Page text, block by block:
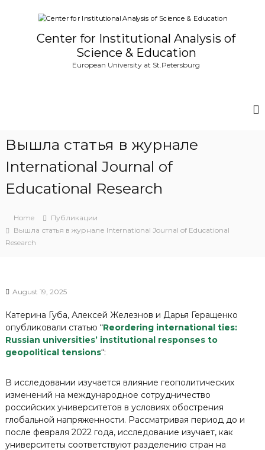
Center for Institutional Analysis of
Science & Education
European University at St.Petersburg
Вышла статья в журнале
International Journal of
Educational Research
Home
Публикации
Вышла статья в журнале International Journal of Educational
Research
August 19, 2025
Катерина Губа, Алексей Железнов и Дарья Геращенко
опубликовали статью “Reordering international ties:
Russian universities’ institutional responses to
geopolitical tensions“:
В исследовании изучается влияние геополитических
изменений на международное сотрудничество
российских университетов в условиях обострения
глобальной напряженности. Рассматривая период до и
после февраля 2022 года, исследование изучает, как
университеты соответствуют разделению стран на